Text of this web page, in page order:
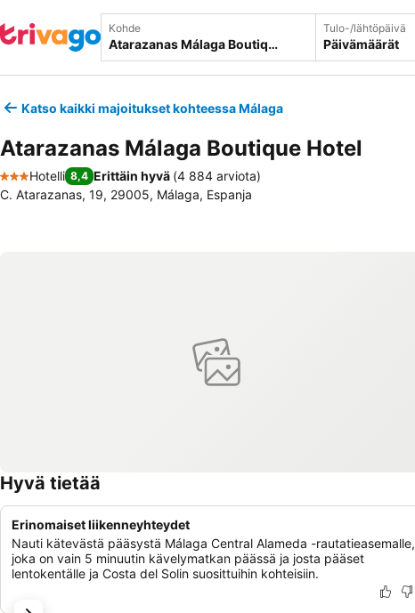
Kohde Tulo-/lähtöpäivä
Päivämäärät
Katso kaikki majoitukset kohteessa Málaga
Atarazanas Málaga Boutique Hotel
3 Tähtiluokitus
Hotelli 8,4 Erittäin hyvä (4 884 arviota)
C. Atarazanas, 19, 29005, Málaga, Espanja
Hyvä tietää
Erinomaiset liikenneyhteydet
Nauti kätevästä pääsystä Málaga Central Alameda -rautatieasemalle,
joka on vain 5 minuutin kävelymatkan päässä ja josta pääset
lentokentälle ja Costa del Solin suosittuihin kohteisiin.